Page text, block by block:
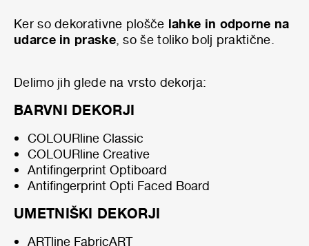
Ker so dekorativne plošče lahke in odporne na
udarce in praske, so še toliko bolj praktične.
Delimo jih glede na vrsto dekorja:
BARVNI DEKORJI
COLOURline Classic
COLOURline Creative
Antifingerprint Optiboard
Antifingerprint Opti Faced Board
UMETNIŠKI DEKORJI
ARTline FabricART